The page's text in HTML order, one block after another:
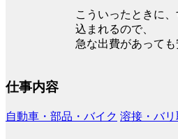
こういったときに
込まれるので、
急な出費があって
仕事内容
自動車・部品・バイク 溶接・バリ